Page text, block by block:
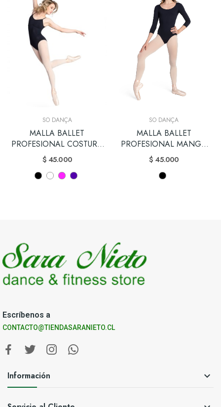
SO DANÇA
MALLA BALLET
PROFESIONAL COSTURA
AL BUSTO
$ 45.000
SO DANÇA
MALLA BALLET
PROFESIONAL MANGA
3/4
$ 45.000
Escríbenos a
CONTACTO@TIENDASARANIETO.CL
Información 